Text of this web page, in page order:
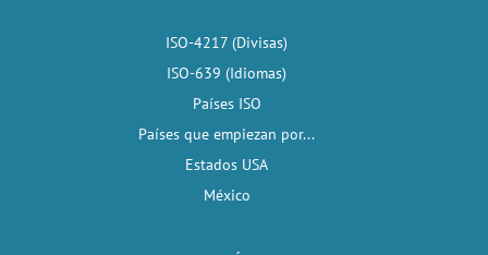
ISO-4217 (Divisas)
ISO-639 (Idiomas)
Países ISO
Países que empiezan por...
Estados USA
México